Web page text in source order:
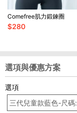
Comefree肌力鍛鍊圈
$280
選項與優惠方案
選項
三代兒童款藍色-尺碼